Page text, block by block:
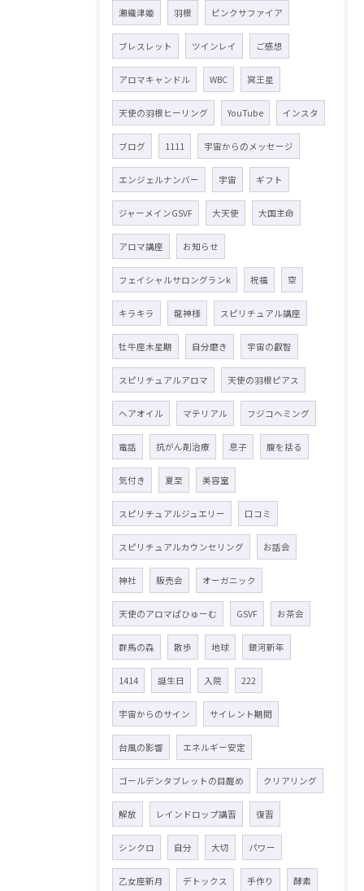
瀬織津姫 羽根 ピンクサファイア
ブレスレット ツインレイ ご感想
アロマキャンドル WBC 冥王星
天使の羽根ヒーリング YouTube インスタ
ブログ 1111 宇宙からのメッセージ
エンジェルナンバー 宇宙 ギフト
ジャーメインGSVF 大天使 大国主命
アロマ講座 お知らせ
フェイシャルサロングランk 祝福 空
キラキラ 龍神様 スピリチュアル講座
牡牛座木星期 自分磨き 宇宙の叡智
スピリチュアルアロマ 天使の羽根ピアス
ヘアオイル マテリアル フジコヘミング
電話 抗がん剤治療 息子 腹を括る
気付き 夏至 美容室
スピリチュアルジュエリー 口コミ
スピリチュアルカウンセリング お話会
神社 販売会 オーガニック
天使のアロマぱひゅーむ GSVF お茶会
群馬の森 散歩 地球 銀河新年
1414 誕生日 入院 222
宇宙からのサイン サイレント期間
台風の影響 エネルギー安定
ゴールデンタブレットの目醒め クリアリング
解放 レインドロップ講習 復習
シンクロ 自分 大切 パワー
乙女座新月 デトックス 手作り 酵素